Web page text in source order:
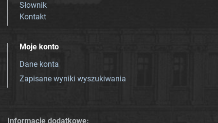
Słownik
Kontakt
Moje konto
Dane konta
Zapisane wyniki wyszukiwania
Informacje dodatkowe: